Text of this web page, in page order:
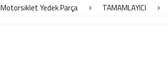
Motorsiklet Yedek Parça TAMAMLAYICI